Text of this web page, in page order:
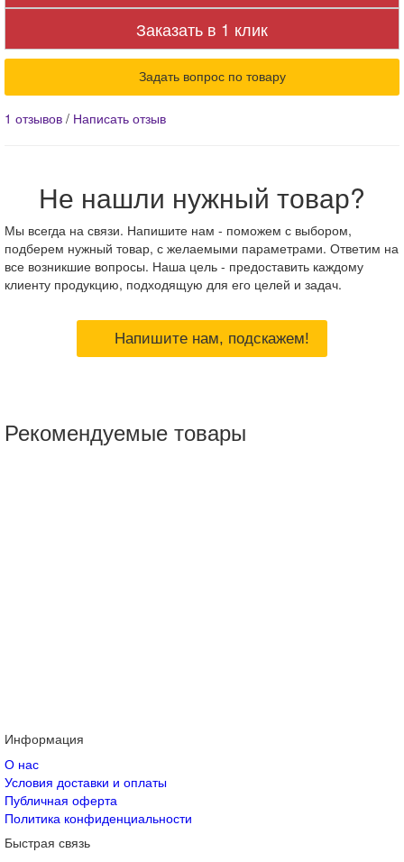
Заказать в 1 клик
Задать вопрос по товару
1 отзывов / Написать отзыв
Не нашли нужный товар?
Мы всегда на связи. Напишите нам - поможем с выбором,
подберем нужный товар, с желаемыми параметрами. Ответим на
все возникшие вопросы. Наша цель - предоставить каждому
клиенту продукцию, подходящую для его целей и задач.
Напишите нам, подскажем!
Рекомендуемые товары
Информация
О нас
Условия доставки и оплаты
Публичная оферта
Политика конфиденциальности
Быстрая связь